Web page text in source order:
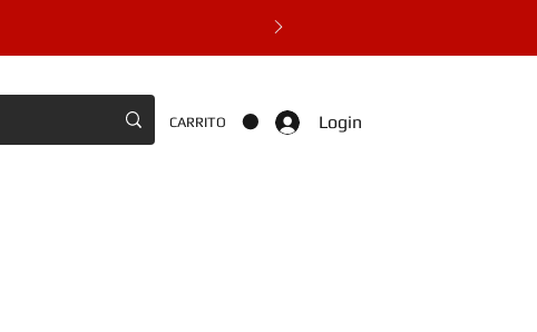
CARRITO Login